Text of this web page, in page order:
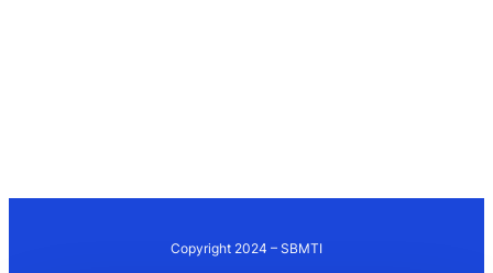
Copyright 2024 – SBMTI